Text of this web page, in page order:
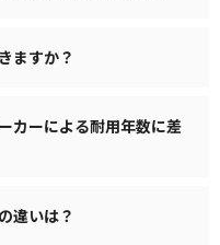
ますか？
カーによる耐用年数に差
違いは？